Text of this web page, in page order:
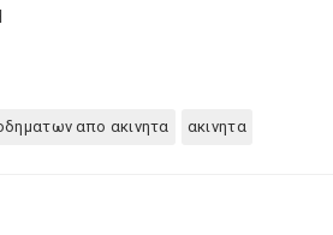
απο ακινητα ακινητα